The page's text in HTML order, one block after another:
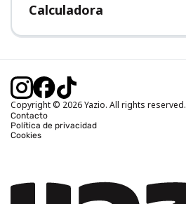
Calculadora
Calcular IMC
Calcular peso ideal
Calcular calorías quemadas
Copyright © 2026 Yazio. All rights reserved.
Contacto
Política de privacidad
Cookies